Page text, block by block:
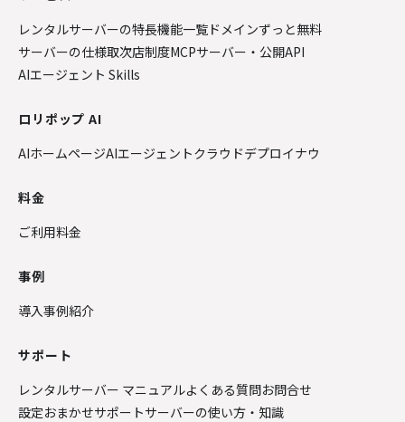
レンタルサーバーの特長機能一覧 ドメインずっと無料
サーバーの仕様取次店制度MCPサーバー・公開API
AIエージェント Skills
ロリポップ AI
AIホームページAIエージェントクラウドデプロイナウ
料金
ご利用料金
事例
導入事例紹介
サポート
レンタルサーバー マニュアルよくある質問お問合せ
設定おまかせサポートサーバーの使い方・知識